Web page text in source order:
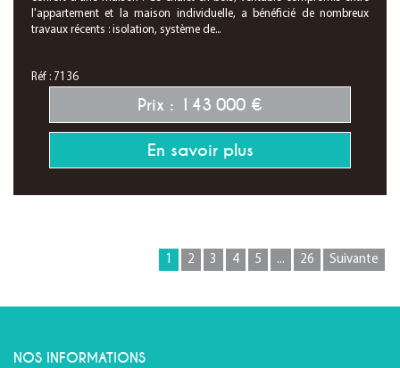
l'appartement et la maison individuelle, a bénéficié de nombreux
travaux récents : isolation, système de...
Réf : 7136
Prix : 143 000 €
En savoir plus
1 2 3 4 5 ... 26 Suivante
NOS INFORMATIONS